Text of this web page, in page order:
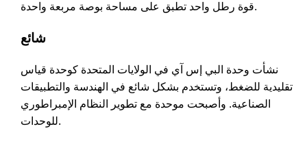
قوة رطل واحد تطبق على مساحة بوصة مربعة واحدة.
شائع
نشأت وحدة البي إس آي في الولايات المتحدة كوحدة قياس
تقليدية للضغط، وتستخدم بشكل شائع في الهندسة والتطبيقات
الصناعية. وأصبحت موحدة مع تطوير النظام الإمبراطوري
للوحدات.